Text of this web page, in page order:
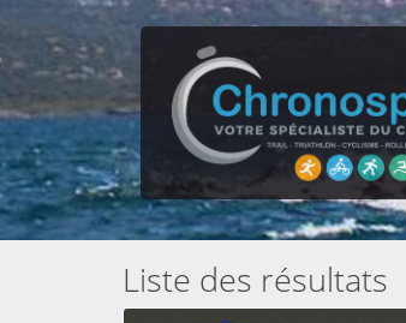
Liste des résultats